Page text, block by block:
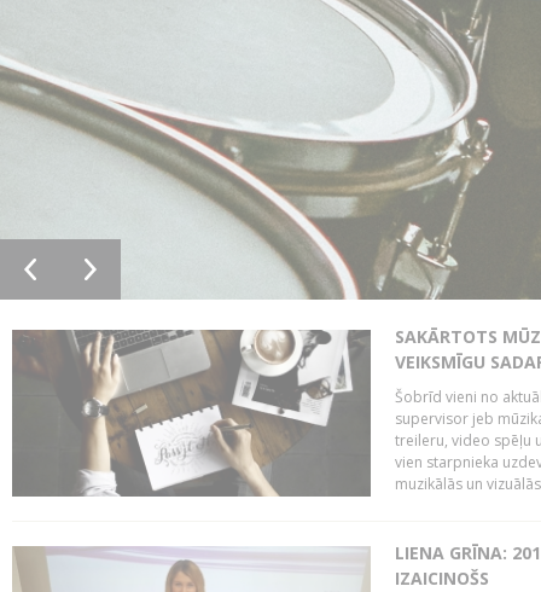
SAKĀRTOTS
VEIKSMĪGU
Šobrīd vieni no
supervisor jeb
treileru, video spēļu
vien starpnieka
muzikālās un
LIENA GRĪNA:
IZAICINOŠS